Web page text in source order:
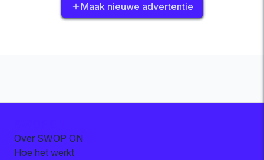
Maak nieuwe advertentie
Over SWOP ON
Hoe het werkt